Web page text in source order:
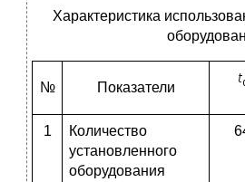
Характеристика
№ Показатели
1
Количество
установленного
оборудования